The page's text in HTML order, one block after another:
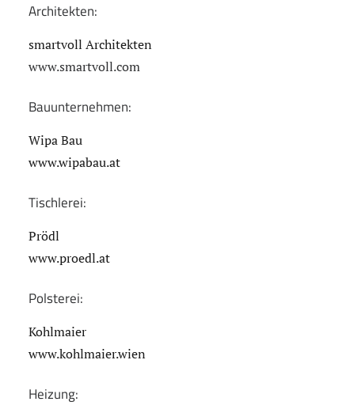
Architekten:
smartvoll Architekten
www.smartvoll.com
Bauunternehmen:
Wipa Bau
www.wipabau.at
Tischlerei:
Prödl
www.proedl.at
Polsterei:
Kohlmaier
www.kohlmaier.wien
Heizung: